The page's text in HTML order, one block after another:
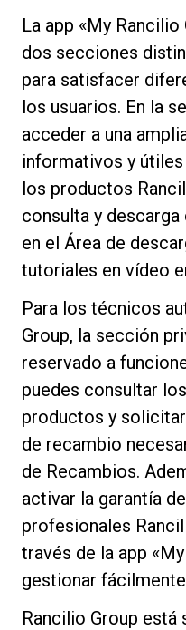
La app «My
dos secciones
para satisfacer
los usuarios. En la
acceder a una
informativos y
los productos
consulta y
en el Área de
tutoriales en vídeo
Para los técnicos
Group, la sección
reservado a
puedes consultar
productos y
de recambio
de Recambios.
activar la garantía
profesionales
través de la app
gestionar
Rancilio Group está
Política de Privacidad